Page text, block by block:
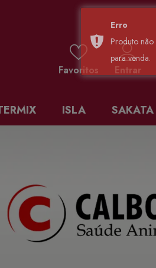
Favoritos Entrar
ISLA SAKATA